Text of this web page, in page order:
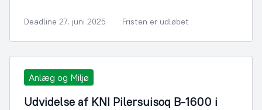
Deadline 27. juni 2025 Fristen er udløbet
Anlæg og Miljø
Udvidelse af KNI Pilersuisoq B-1600 i